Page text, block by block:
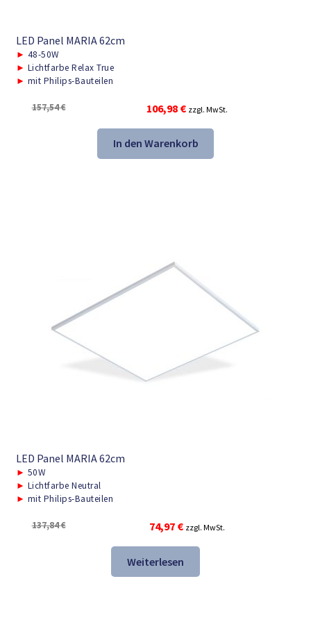
LED Panel MARIA 62cm
► 48-50W
► Lichtfarbe Relax True
► mit Philips-Bauteilen
157,54€
Ursprünglicher
war:
157,54 €
106,98 €Aktueller
ist:
106,98 €.
zzgl. MwSt.
In den Warenkorb
LED Panel MARIA 62cm
► 50W
► Lichtfarbe Neutral
► mit Philips-Bauteilen
137,84€
Ursprünglicher
war:
137,84 €
74,97 €Aktueller
ist:
74,97 €.
zzgl. MwSt.
Weiterlesen